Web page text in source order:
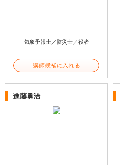
気象予報士／防災士／役者
講師候補に入れる
進藤勇治